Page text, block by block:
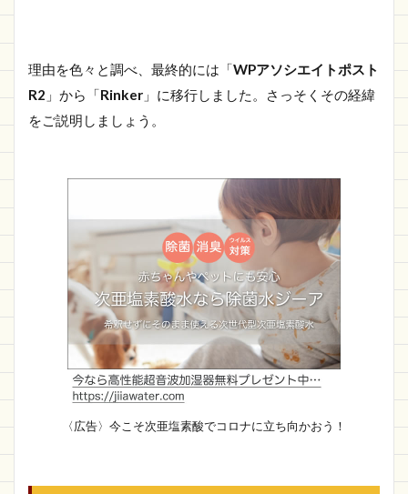
理由を色々と調べ、最終的には「WPアソシエイトポスト
R2 」から「Rinker 」に移行しました。さっそくその経緯
をご説明しましょう。
〈広告〉今こそ次亜塩素酸でコロナに立ち向かおう！